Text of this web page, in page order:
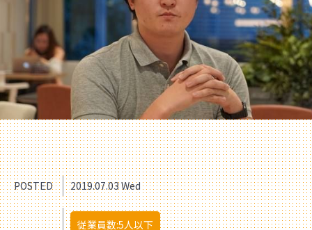
POSTED 2019.07.03 Wed
従業員数:5人以下